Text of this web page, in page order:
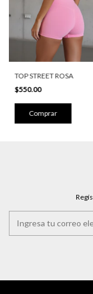
TOP STREET ROSA
$550.00
Comprar